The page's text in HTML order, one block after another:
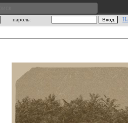
пароль: